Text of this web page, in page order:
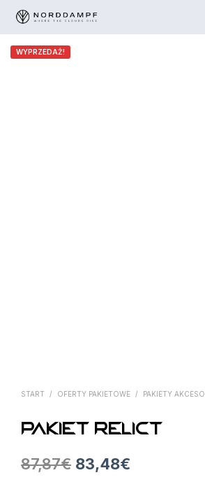
WYPRZEDAŻ!
START / OFERTY PAKIETOWE / PAKIETY
Pakiet RELICT
87,87€ 83,48€